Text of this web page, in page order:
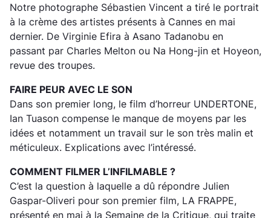
Notre photographe Sébastien Vincent a tiré le portrait
à la crème des artistes présents à Cannes en mai
dernier. De Virginie Efira à Asano Tadanobu en
passant par Charles Melton ou Na Hong-jin et Hoyeon,
revue des troupes.
FAIRE PEUR AVEC LE SON
Dans son premier long, le film d’horreur UNDERTONE,
Ian Tuason compense le manque de moyens par les
idées et notamment un travail sur le son très malin et
méticuleux. Explications avec l’intéressé.
COMMENT FILMER L’INFILMABLE ?
C’est la question à laquelle a dû répondre Julien
Gaspar-Oliveri pour son premier film, LA FRAPPE,
présenté en mai à la Semaine de la Critique, qui traite